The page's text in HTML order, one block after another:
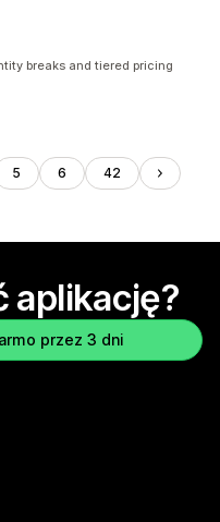
breaks and tiered pricing
5 6 42
aplikację?
przez 3 dni